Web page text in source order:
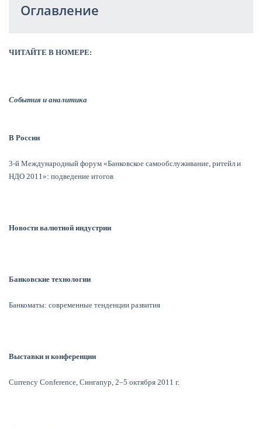
Оглавление
ЧИТАЙТЕ В НОМЕРЕ:
События и аналитика
В России
3-й Международный форум «Банковское самообслуживание, ритейл и
НДО 2011»: подведение итогов
Новости валютной индустрии
Банковские технологии
Банкоматы: современные тенденции развития
Выставки и конференции
Currency Conference, Сингапур, 2–5 октября 2011 г.